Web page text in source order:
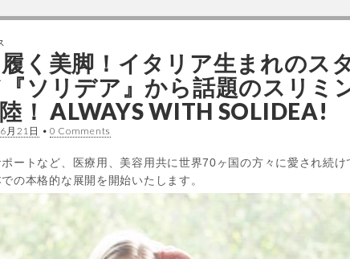
履く美脚！イタリア生まれのス
ソリデア』から話題のスリミ
！ ALWAYS WITH SOLIDEA!
月21日 • 0 Comments
ートなど、医療用、美容用共に世界70ヶ国の方々に愛され続
の本格的な展開を開始いたします。